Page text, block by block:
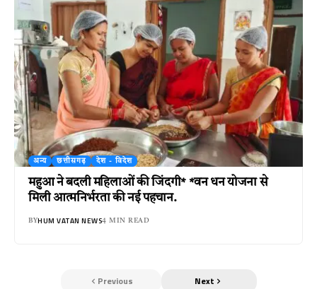
अन्य छत्तीसगढ़ देश - विदेश
महुआ ने बदली महिलाओं की जिंदगी* *वन धन योजना से
मिली आत्मनिर्भरता की नई पहचान.
BYHUM VATAN NEWS4 MIN READ
Previous Next